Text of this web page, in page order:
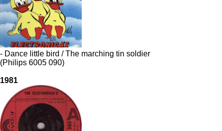
- Dance little bird / The marching tin soldier
(Philips 6005 090)
1981